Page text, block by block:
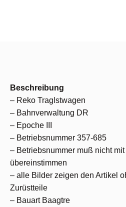
Beschreibung
– Reko Traglstwagen
– Bahnverwaltung DR
– Epoche III
– Betriebsnummer 357-685
– Betriebsnummer muß nicht
übereinstimmen
– alle Bilder zeigen den Artikel
Zurüstteile
– Bauart Baagtre